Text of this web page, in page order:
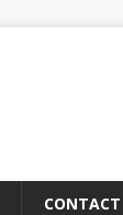
CONTACT